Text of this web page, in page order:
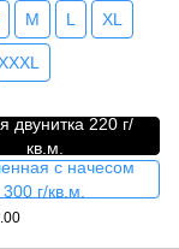
M L XL
двунитка 220 г/
кв.м.
с начесом
300 г/кв.м.